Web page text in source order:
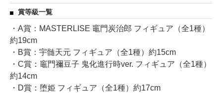
賞等級一覧
・A賞：MASTERLISE 竈門炭治郎 フィギュア（全1種）
約19cm
・B賞：宇髄天元 フィギュア（全1種）約15cm
・C賞：竈門禰豆子 鬼化進行時ver. フィギュア（全1種）
約14cm
・D賞：堕姫 フィギュア（全1種）約17cm